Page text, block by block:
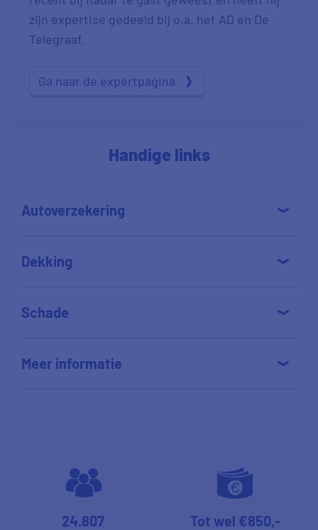
zijn expertise gedeeld bij o.a. het AD en De
Telegraaf.
Ga naar de expertpagina
Handige links
Autoverzekering
Dekking
Schade
Meer informatie
24.807 Tot wel €850,-